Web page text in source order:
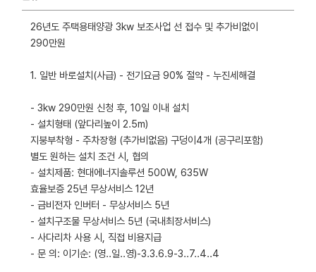
26년도 주택용태양광 3kw 보조사업 선 접수 및 추가비없이
290만원
1. 일반 바로설치(사급) - 전기요금 90% 절약 - 누진세해결
- 3kw 290만원 신청 후, 10일 이내 설치
- 설치형태 (앞다리높이 2.5m)
지붕부착형 - 주차장형 (추가비없음) 구덩이4개 (공구리포함)
별도 원하는 설치 조건 시, 협의
- 설치제품: 현대에너지솔루션 500W, 635W
효율보증 25년 무상서비스 12년
- 금비전자 인버터 - 무상서비스 5년
- 설치구조물 무상서비스 5년 (국내최장서비스)
- 사다리차 사용 시, 직접 비용지급
- 문 의: 이기순: (영..일..영)-3.3.6.9-3..7..4..4